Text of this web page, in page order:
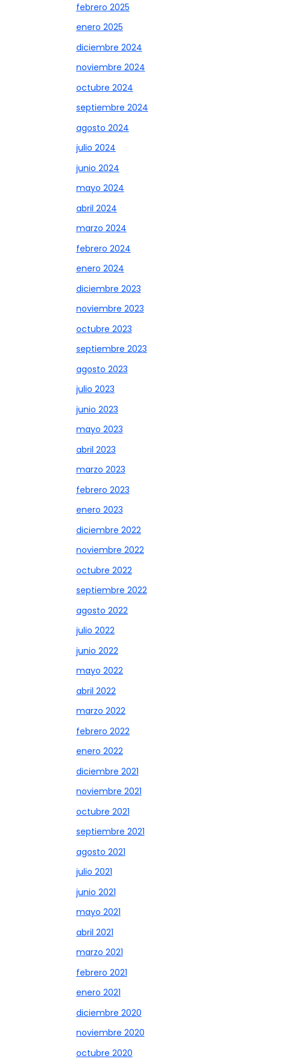
febrero 2025
enero 2025
diciembre 2024
noviembre 2024
octubre 2024
septiembre 2024
agosto 2024
julio 2024
junio 2024
mayo 2024
abril 2024
marzo 2024
febrero 2024
enero 2024
diciembre 2023
noviembre 2023
octubre 2023
septiembre 2023
agosto 2023
julio 2023
junio 2023
mayo 2023
abril 2023
marzo 2023
febrero 2023
enero 2023
diciembre 2022
noviembre 2022
octubre 2022
septiembre 2022
agosto 2022
julio 2022
junio 2022
mayo 2022
abril 2022
marzo 2022
febrero 2022
enero 2022
diciembre 2021
noviembre 2021
octubre 2021
septiembre 2021
agosto 2021
julio 2021
junio 2021
mayo 2021
abril 2021
marzo 2021
febrero 2021
enero 2021
diciembre 2020
noviembre 2020
octubre 2020